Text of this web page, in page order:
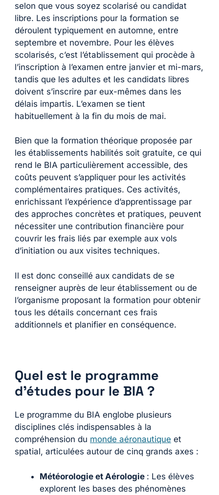
selon que vous soyez scolarisé ou candidat
libre. Les inscriptions pour la formation se
déroulent typiquement en automne, entre
septembre et novembre. Pour les élèves
scolarisés, c’est l’établissement qui procède à
l’inscription à l’examen entre janvier et mi-mars,
tandis que les adultes et les candidats libres
doivent s’inscrire par eux-mêmes dans les
délais impartis. L’examen se tient
habituellement à la fin du mois de mai.
Bien que la formation théorique proposée par
les établissements habilités soit gratuite, ce qui
rend le BIA particulièrement accessible, des
coûts peuvent s’appliquer pour les activités
complémentaires pratiques. Ces activités,
enrichissant l’expérience d’apprentissage par
des approches concrètes et pratiques, peuvent
nécessiter une contribution financière pour
couvrir les frais liés par exemple aux vols
d’initiation ou aux visites techniques.
Il est donc conseillé aux candidats de se
renseigner auprès de leur établissement ou de
l’organisme proposant la formation pour obtenir
tous les détails concernant ces frais
additionnels et planifier en conséquence.
Quel est le programme
d’études pour le BIA ?
Le programme du BIA englobe plusieurs
disciplines clés indispensables à la
compréhension du monde aéronautique et
spatial, articulées autour de cinq grands axes :
Météorologie et Aérologie : Les élèves
explorent les bases des phénomènes